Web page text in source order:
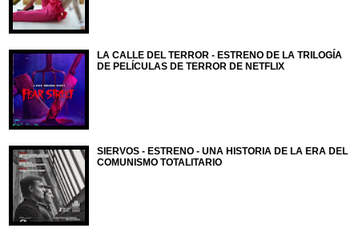
LA CALLE DEL TERROR - ESTRENO DE LA TRILOGÍA
DE PELÍCULAS DE TERROR DE NETFLIX
SIERVOS - ESTRENO - UNA HISTORIA DE LA ERA DEL
COMUNISMO TOTALITARIO